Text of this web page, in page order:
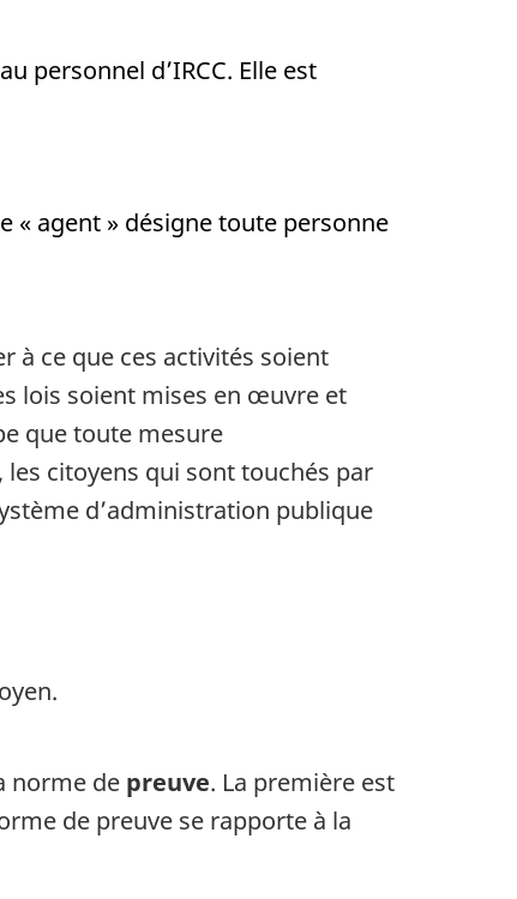
personnel d’IRCC. Elle est
« agent » désigne toute personne
à ce que ces activités soient
lois soient mises en œuvre et
que toute mesure
citoyens qui sont touchés par
d’administration publique
norme de preuve. La première est
de preuve se rapporte à la